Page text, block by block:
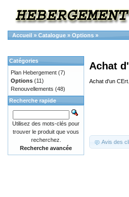
Accueil » Catalogue » Options »
Achat
Achat d'un
Avis des
Catégories
Plan Hebergement (7)
Options (11)
Renouvellements (48)
Recherche rapide
Utilisez des mots-clés pour
trouver le produit que vous
recherchez.
Recherche avancée